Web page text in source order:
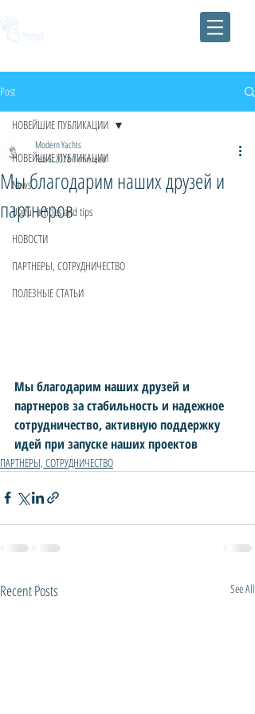
Post
НОВЕЙШИЕ ПУБЛИКАЦИИ
News
Useful articles and tips
НОВОСТИ
ПАРТНЕРЫ, СОТРУДНИЧЕСТВО
ПОЛЕЗНЫЕ СТАТЬИ
НОВЕЙШИЕ ПУБЛИКАЦИИ
Мы благодарим наших друзей и
партнеров
Modern Yachts
Feb 6, 20181 min read
Мы благодарим наших друзей и
партнеров за стабильность и надежное
сотрудничество, активную поддержку
идей при запуске наших проектов
ПАРТНЕРЫ, СОТРУДНИЧЕСТВО
Recent Posts See All